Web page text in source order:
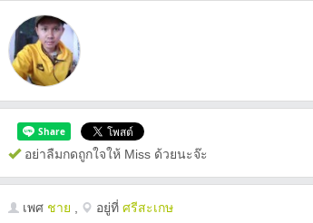
อย่าลืมกดถูกใจให้ Miss ด้วยนะจ๊ะ
เพศ ชาย อยู่ที่ ศรีสะเกษ